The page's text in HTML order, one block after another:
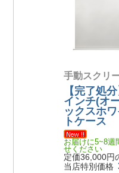
手動スクリ
【完了処
インチ(オ
ックスホ
トケース
お届けに5~8週
せください
定価36,000円
当店特別価格